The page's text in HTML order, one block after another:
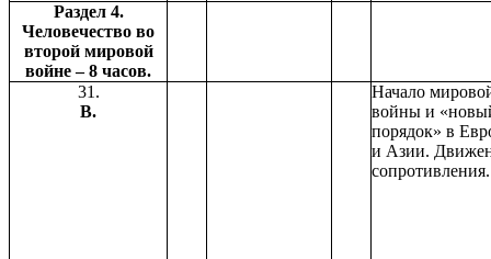
Раздел 4.
Человечество во
второй мировой
войне – 8 часов.
31.
В.
Начало
войны и
порядок» в
и Азии.
сопротивления.